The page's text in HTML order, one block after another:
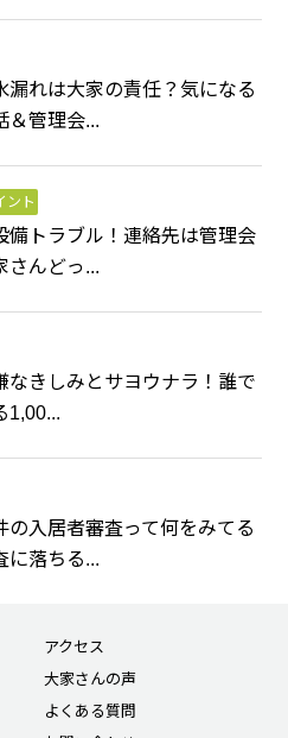
漏れは大家の責任？気になる
＆管理会...
ント
備トラブル！連絡先は管理会
さんどっ...
なきしみとサヨウナラ！誰で
1,00...
の入居者審査って何をみてる
に落ちる...
アクセス
大家さんの声
よくある質問